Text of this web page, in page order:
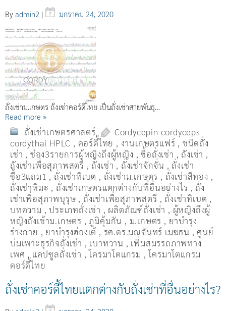
By admin2 | มกราคม 24, 2020
ถั่งเช่าม.เกษตร ถั่งเช่าคอร์ดี้ไทย เป็นถั่งเช่าสายพันธุ…
Read more »
ถั่งเช่าเกษตรศาสตร์
Cordycepin cordyceps
cordythai HPLC , คอร์ดี้ไทย , งานเกษตรแฟร์ , ชนิดถั่ง
เช่า , ช่อง3รายการผู้หญิงถึงผู้หญิง ,ซื้อถั่งเช่า , ถังเช่า ,
ถังเช่าเพื่อสุภาพสตรี , ถั่งเช่า , ถั่งเช่าจักจั่น , ถั่งเช่า
ซื้อ3แถม1 , ถั่งเช่าทิเบต , ถั่งเช่าม.เกษตร , ถั่งเช่าสีทอง ,
ถั่งเช่าหิมะ , ถั่งเช่าเกษตรแตกต่างกับที่อื่นอย่างไร , ถั่ง
เช่าเพื่อสุภาพบุรุษ , ถั่งเช่าเพื่อสุภาพสตรี , ถั่่งเช่าทิเบต ,
บทความ ,ประเภทถั่งเช่า , ผลิตภัณฑ์ถั่งเช่า , ผู้หญิงถึงผู้
หญิงถังเช้าม.เกษตร ,ภูมิคุ้มกัน , ม.เกษตร , ยาบำรุง
ร่างกาย , ยาบำรุงฮ่องเต้ , รศ.ดร.มณจันทร์ เมฆธน , ศูนย์
บ่มเพาะธุรกิจถั่งเช่า , เบาหวาน , เพิ่มสมรรถภาพทาง
เพศ , แคปซูลถั่งเช่า ,โครมาโตแกรม ,โครมาโตแกรม
คอร์ดี้ไทย
ถั่งเช่าคอร์ดี้ไทยแตกต่างกับถั่งเช่าที่อื่นอย่างไร?